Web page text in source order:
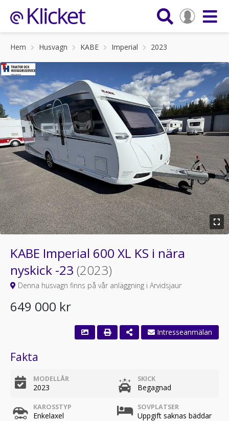
Hem Husvagn KABE Imperial 2023
KABE Imperial 600 XL KS i nära
nyskick -23 (2023)
Denna husvagn finns på vår anläggning i Arvidsjaur
649 000 kr
Fakta
MODELLÅR
2023
SKICK
Begagnad
KAROSSTYP
Enkelaxel
SOVPLATSER
Uppgift saknas bäddar